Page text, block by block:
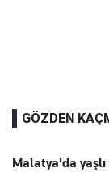
GÖZDEN
Malatya'da